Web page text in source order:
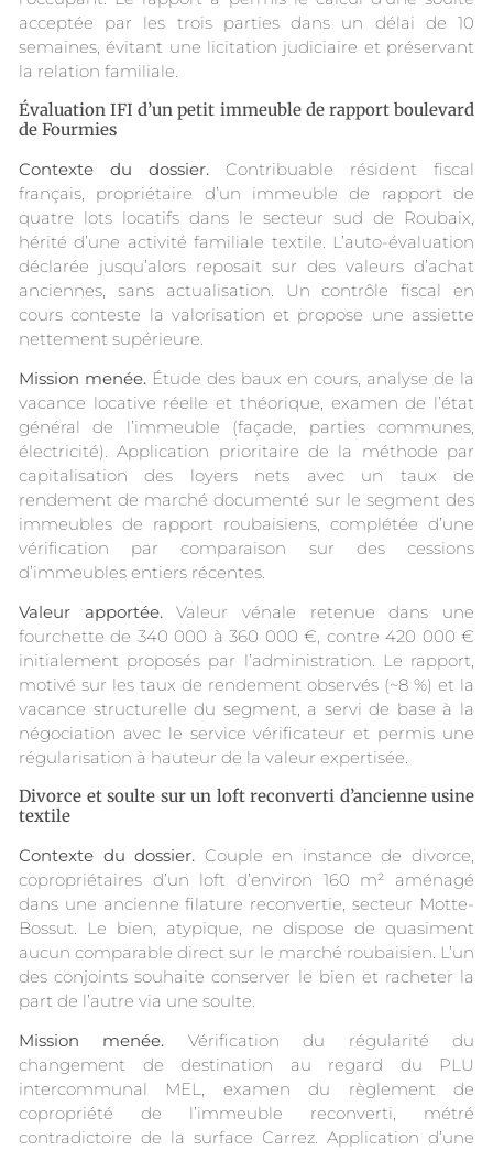
acceptée par les trois parties dans un délai de 10
semaines, évitant une licitation judiciaire et préservant
la relation familiale.
Évaluation IFI d’un petit immeuble de rapport boulevard
de Fourmies
Contexte du dossier. Contribuable résident fiscal
français, propriétaire d’un immeuble de rapport de
quatre lots locatifs dans le secteur sud de Roubaix,
hérité d’une activité familiale textile. L’auto-évaluation
déclarée jusqu’alors reposait sur des valeurs d’achat
anciennes, sans actualisation. Un contrôle fiscal en
cours conteste la valorisation et propose une assiette
nettement supérieure.
Mission menée. Étude des baux en cours, analyse de la
vacance locative réelle et théorique, examen de l’état
général de l’immeuble (façade, parties communes,
électricité). Application prioritaire de la méthode par
capitalisation des loyers nets avec un taux de
rendement de marché documenté sur le segment des
immeubles de rapport roubaisiens, complétée d’une
vérification par comparaison sur des cessions
d’immeubles entiers récentes.
Valeur apportée.Valeur vénale retenue dans une
fourchette de 340 000 à 360 000 €, contre 420 000 €
initialement proposés par l’administration. Le rapport,
motivé sur les taux de rendement observés (~8 %) et la
vacance structurelle du segment, a servi de base à la
négociation avec le service vérificateur et permis une
régularisation à hauteur de la valeur expertisée.
Divorce et soulte sur un loft reconverti d’ancienne usine
textile
Contexte du dossier. Couple en instance de divorce,
copropriétaires d’un loft d’environ 160 m² aménagé
dans une ancienne filature reconvertie, secteur Motte-
Bossut. Le bien, atypique, ne dispose de quasiment
aucun comparable direct sur le marché roubaisien. L’un
des conjoints souhaite conserver le bien et racheter la
part de l’autre via une soulte.
Mission menée. Vérification du régularité du
changement de destination au regard du PLU
intercommunal MEL, examen du règlement de
copropriété de l’immeuble reconverti, métré
contradictoire de la surface Carrez. Application d’une